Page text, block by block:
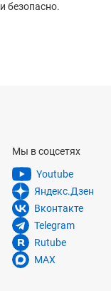
безопасно.
Мы в соцсетях
Youtube
Яндекс.Дзен
Вконтакте
Telegram
Rutube
MAX